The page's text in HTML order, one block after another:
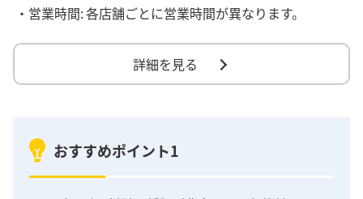
・営業時間:各店舗ごとに営業時間が異なります。
詳細を見る
おすすめポイント1